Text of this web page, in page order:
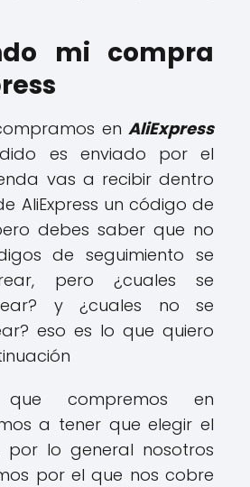
mi compra
en AliExpress
es enviado por el
vas a recibir dentro
AliExpress un código de
debes saber que no
de seguimiento se
pero ¿cuales se
y ¿cuales no se
eso es lo que quiero
compremos en
a tener que elegir el
por lo general nosotros
por el que nos cobre